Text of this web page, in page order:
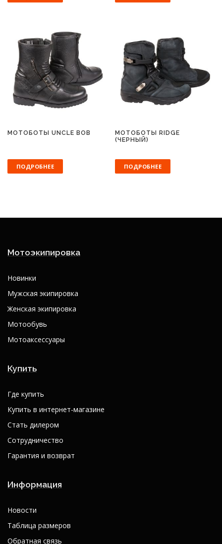
МОТОБОТЫ UNCLE BOB
ПОДРОБНЕЕ
МОТОБОТЫ RIDGE
(ЧЕРНЫЙ)
ПОДРОБНЕЕ
Мотоэкипировка
Новинки
Мужская экипировка
Женская экипировка
Мотообувь
Мотоаксессуары
Купить
Где купить
Купить в интернет-магазине
Стать дилером
Сотрудничество
Гарантия и возврат
Информация
Новости
Таблица размеров
Обратная связь